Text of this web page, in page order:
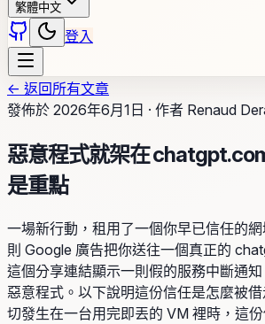
繁體中文
登入
← 返回所有文章
發佈於 2026年6月1日 · 作者 Renaud
惡意程式就架在
是重點
一場新行動，租用了一個你早已信任的
則 Google 廣告把你送往一個真正的
這個分享連結顯示一則假的服務中斷通
惡意程式。以下說明這份信任是怎麼被
切發生在一台用完即丟的 VM 裡時，這